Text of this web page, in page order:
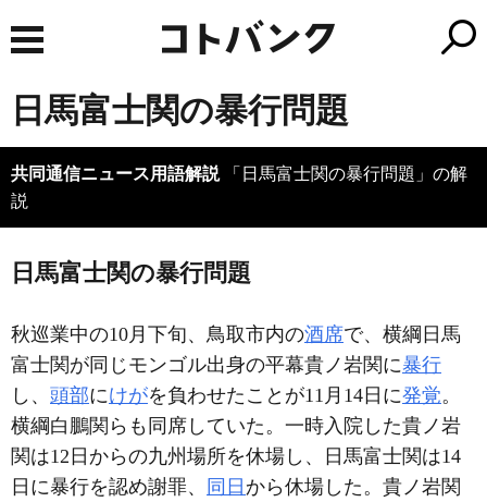
日馬富士関の暴行問題
共同通信ニュース用語解説「日馬富士関の暴行問題」の解
説
日馬富士関の暴行問題
秋巡業中の10月下旬、鳥取市内の酒席で、横綱日馬
富士関が同じモンゴル出身の平幕貴ノ岩関に暴行
し、 頭部にけがを負わせたことが11月14日に発覚。
横綱白鵬関らも同席していた。一時入院した貴ノ岩
関は12日からの九州場所を休場し、日馬富士関は14
日に暴行を認め謝罪、
同日 から休場した。貴ノ岩関